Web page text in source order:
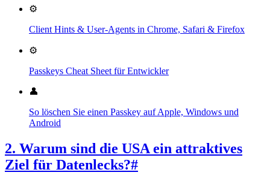
⚙️
Client Hints & User-Agents in Chrome, Safari & Firefox
⚙️
Passkeys Cheat Sheet für Entwickler
👤
So löschen Sie einen Passkey auf Apple, Windows und
Android
2. Warum sind die USA ein attraktives
Ziel für Datenlecks?#